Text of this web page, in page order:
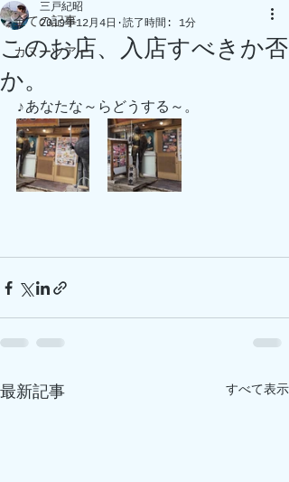
全ての記事
カヌーツアー
このお店、入店すべきか否
か。
三戸紀昭
2019年12月4日
読了時間: 1分
♪あなたな～らどうする～。
最新記事 すべて表示